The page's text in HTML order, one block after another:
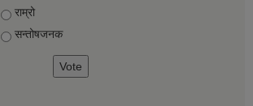
Choices
राम्रो
सन्तोषज‍नक